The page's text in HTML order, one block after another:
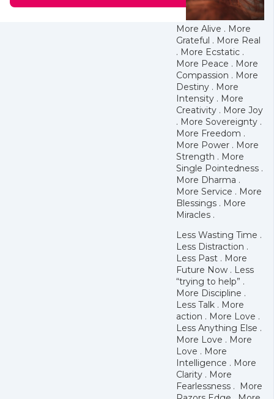
More Alive . More
Grateful . More Real
. More Ecstatic .
More Peace . More
Compassion . More
Destiny . More
Intensity . More
Creativity . More Joy
. More Sovereignty .
More Freedom .
More Power . More
Strength . More
Single Pointedness .
More Dharma .
More Service . More
Blessings . More
Miracles .
Less Wasting Time .
Less Distraction .
Less Past . More
Future Now . Less
“trying to help” .
More Discipline .
Less Talk . More
action . More Love .
Less Anything Else .
More Love . More
Love . More
Intelligence . More
Clarity . More
Fearlessness . More